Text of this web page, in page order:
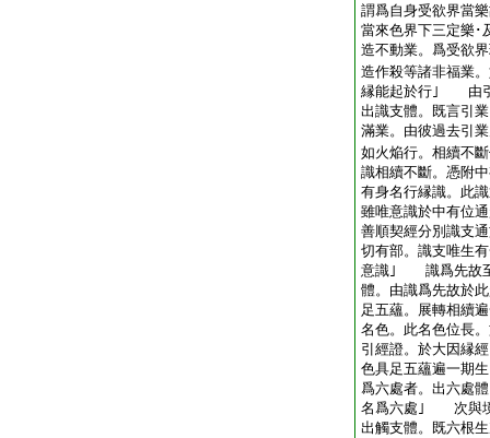
謂爲自身受欲界當
當來色界下三定樂･
造不動業。爲受欲
造作殺等諸非福業
縁能起於行｣ 由引
出識支體。既言引
滿業。由彼過去引
如火焔行。相續不
識相續不斷。憑附
有身名行縁識。此
雖唯意識於中有位
善順契經分別識支
切有部。識支唯生
意識｣ 識爲先故至
體。由識爲先故於
足五蘊。展轉相續
名色。此名色位長
引經證。於大因縁
色具足五蘊遍一
爲六處者。出六處
名爲六處｣ 次與境
出觸支體。既六根